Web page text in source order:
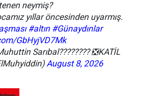
neymiş?
yıllar öncesinden uyarmış.
#altın #Günaydınlar
GbHyjVD7Mk
Sarıbal???????? ❎️KATİL
August 8, 2026